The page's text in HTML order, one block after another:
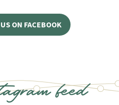
ON FACEBOOK
feed